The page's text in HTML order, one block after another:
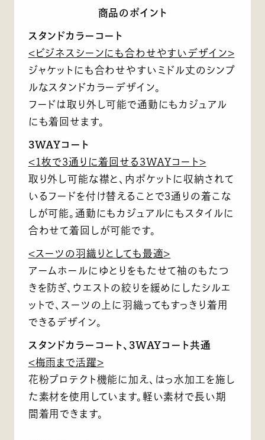
商品のポイント
スタンドカラーコート
<ビジネスシーンにも合わせやすいデザイン>
ジャケットにも合わせやすいミドル丈のシンプ
ルなスタンドカラーデザイン。
フードは取り外し可能で通勤にもカジュアル
にも着回せます。
3WAYコート
<1枚で3通りに着回せる3WAYコート>
取り外し可能な襟と、内ポケットに収納されて
いるフードを付け替えることで3通りの着こな
しが可能。通勤にもカジュアルにもスタイルに
合わせて着回しが可能です。
<スーツの羽織りとしても最適>
アームホールにゆとりをもたせて袖のもたつ
きを防ぎ、ウエストの絞りを緩めにしたシルエ
ットで、スーツの上に羽織ってもすっきり着用
できるデザイン。
スタンドカラーコート、3WAYコート共通
<梅雨まで活躍>
花粉プロテクト機能に加え、はっ水加工を施し
た素材を使用しています。軽い素材で長い期
間着用できます。